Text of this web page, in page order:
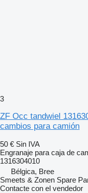
3
ZF Occ tandwiel
cambios para camión
50 € Sin IVA
Engranaje para caja de
1316304010
Bélgica, Bree
Smeets & Zonen Spare
Contacte con el vendedor